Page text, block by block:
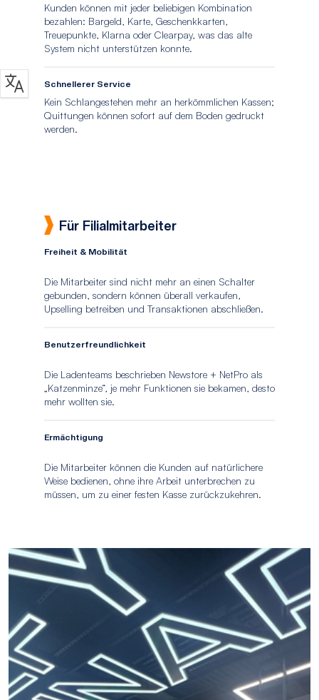
Kunden können mit jeder beliebigen Kombination
bezahlen: Bargeld, Karte, Geschenkkarten,
Treuepunkte, Klarna oder Clearpay, was das alte
System nicht unterstützen konnte.
Schnellerer Service
Kein Schlangestehen mehr an herkömmlichen Kassen;
Quittungen können sofort auf dem Boden gedruckt
werden.
Für Filialmitarbeiter
Freiheit & Mobilität
Die Mitarbeiter sind nicht mehr an einen Schalter
gebunden, sondern können überall verkaufen,
Upselling betreiben und Transaktionen abschließen.
Benutzerfreundlichkeit
Die Ladenteams beschrieben Newstore + NetPro als
„Katzenminze“, je mehr Funktionen sie bekamen, desto
mehr wollten sie.
Ermächtigung
Die Mitarbeiter können die Kunden auf natürlichere
Weise bedienen, ohne ihre Arbeit unterbrechen zu
müssen, um zu einer festen Kasse zurückzukehren.